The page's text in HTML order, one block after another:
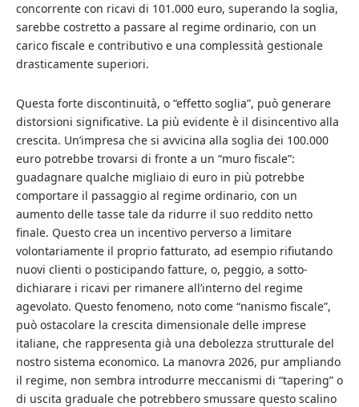
concorrente con ricavi di 101.000 euro, superando la soglia,
sarebbe costretto a passare al regime ordinario, con un
carico fiscale e contributivo e una complessità gestionale
drasticamente superiori.
Questa forte discontinuità, o “effetto soglia”, può generare
distorsioni significative. La più evidente è il disincentivo alla
crescita. Un’impresa che si avvicina alla soglia dei 100.000
euro potrebbe trovarsi di fronte a un “muro fiscale”:
guadagnare qualche migliaio di euro in più potrebbe
comportare il passaggio al regime ordinario, con un
aumento delle tasse tale da ridurre il suo reddito netto
finale. Questo crea un incentivo perverso a limitare
volontariamente il proprio fatturato, ad esempio rifiutando
nuovi clienti o posticipando fatture, o, peggio, a sotto-
dichiarare i ricavi per rimanere all’interno del regime
agevolato. Questo fenomeno, noto come “nanismo fiscale”,
può ostacolare la crescita dimensionale delle imprese
italiane, che rappresenta già una debolezza strutturale del
nostro sistema economico. La manovra 2026, pur ampliando
il regime, non sembra introdurre meccanismi di “tapering” o
di uscita graduale che potrebbero smussare questo scalino